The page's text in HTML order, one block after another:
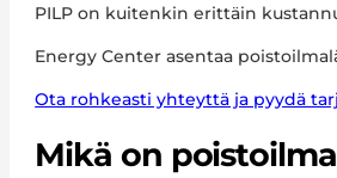
PILP on kuitenkin erittäin
Energy Center asentaa
Ota rohkeasti yhteyttä ja pyydä
Mikä on